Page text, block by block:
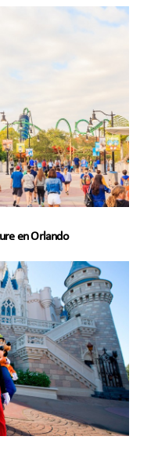
en Orlando